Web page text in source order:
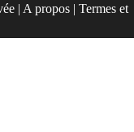
| A propos | Termes et